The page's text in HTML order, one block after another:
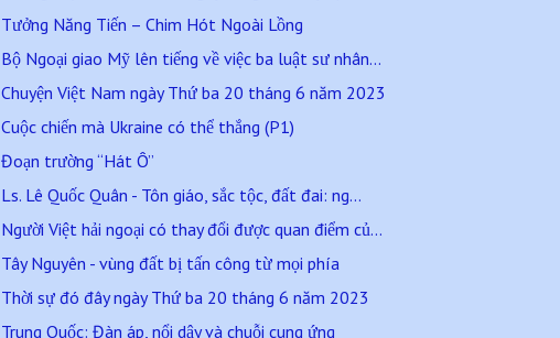
Tưởng Năng Tiến – Chim Hót Ngoài Lồng
Bộ Ngoại giao Mỹ lên tiếng về việc ba luật sư nhân...
Chuyện Việt Nam ngày Thứ ba 20 tháng 6 năm 2023
Cuộc chiến mà Ukraine có thể thắng (P1)
Đoạn trường “Hát Ô”
Ls. Lê Quốc Quân - Tôn giáo, sắc tộc, đất đai: ng...
Người Việt hải ngoại có thay đổi được quan điểm củ...
Tây Nguyên - vùng đất bị tấn công từ mọi phía
Thời sự đó đây ngày Thứ ba 20 tháng 6 năm 2023
Trung Quốc: Đàn áp, nổi dậy và chuỗi cung ứng